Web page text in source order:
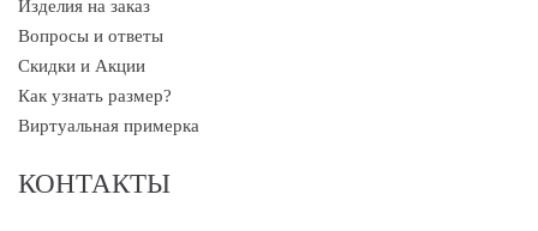
Изделия на заказ
Вопросы и ответы
Скидки и Акции
Как узнать размер?
Виртуальная примерка
КОНТАКТЫ